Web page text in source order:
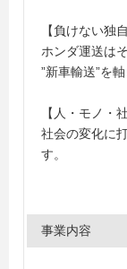
【負けない独
ホンダ運送は
”新車輸送”を
【人・モノ・
社会の変化に
す。
事業内容